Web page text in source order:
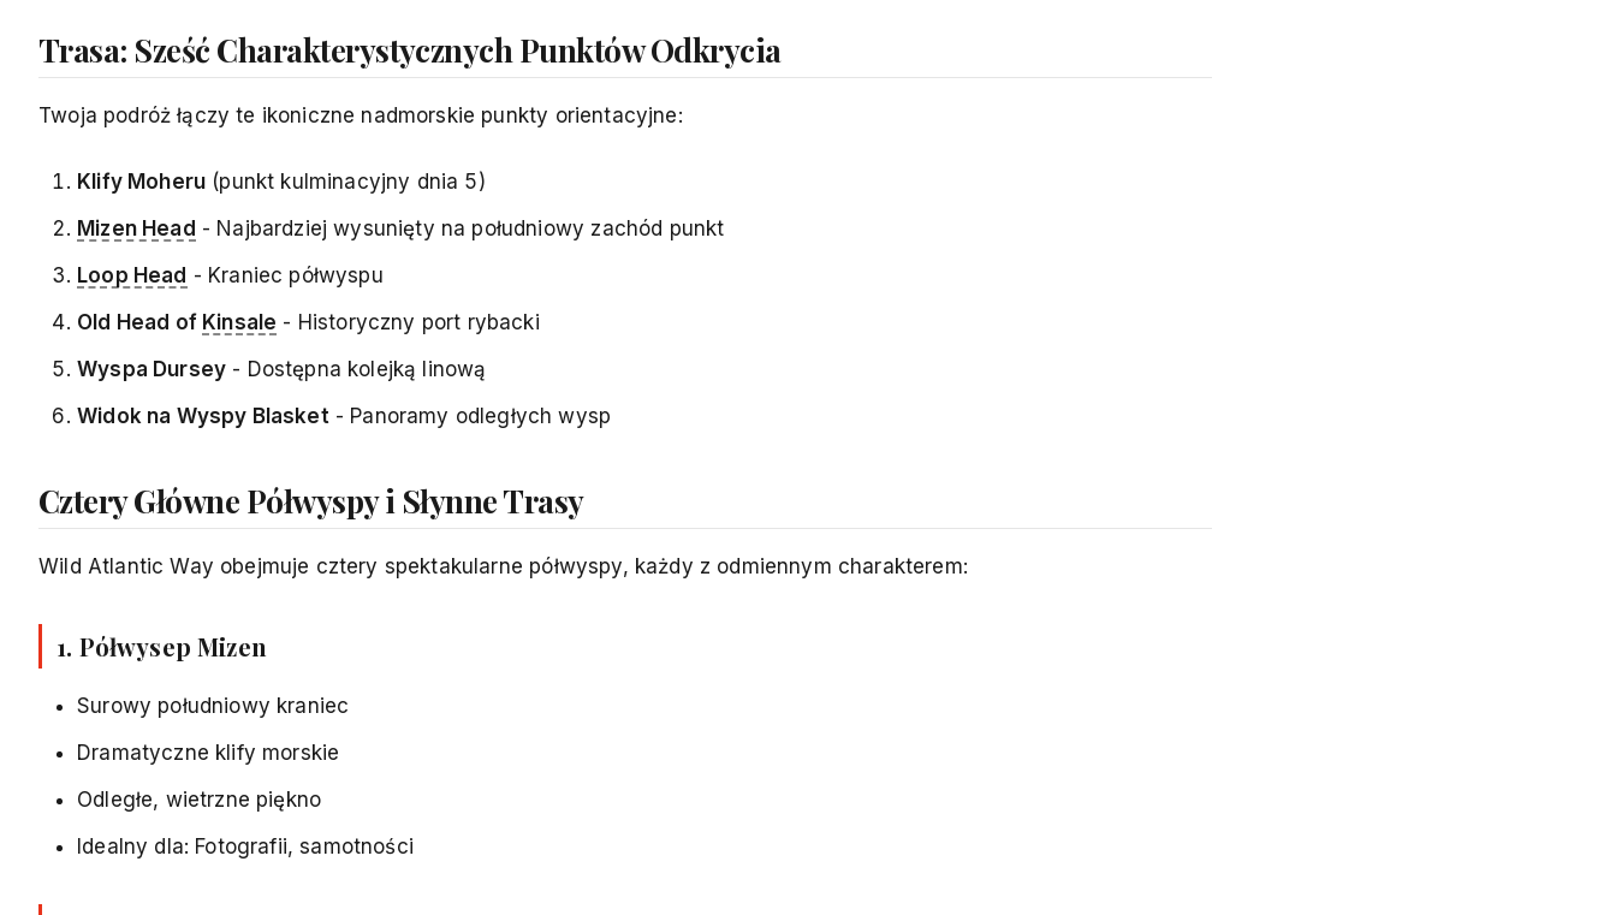
Trasa: Sześć Charakterystycznych Punktów Odkrycia
Twoja podróż łączy te ikoniczne nadmorskie punkty orientacyjne:
Klify Moheru (punkt kulminacyjny dnia 5)
Mizen Head - Najbardziej wysunięty na południowy zachód punkt
Loop Head - Kraniec półwyspu
Old Head of Kinsale - Historyczny port rybacki
Wyspa Dursey - Dostępna kolejką linową
Widok na Wyspy Blasket - Panoramy odległych wysp
Cztery Główne Półwyspy i Słynne Trasy
Wild Atlantic Way obejmuje cztery spektakularne półwyspy, każdy z odmiennym charakterem:
1. Półwysep Mizen
Surowy południowy kraniec
Dramatyczne klify morskie
Odległe, wietrzne piękno
Idealny dla: Fotografii, samotności